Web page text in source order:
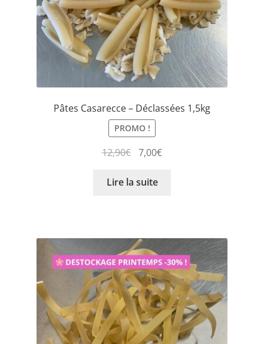
Pâtes Casarecce – Déclassées 1,5kg
PROMO !
12,90€ 7,00€
Lire la suite